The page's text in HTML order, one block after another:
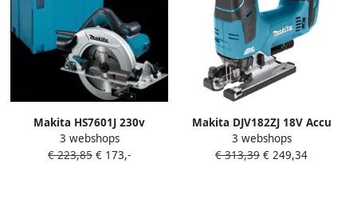
Makita HS7601J 230v
Cirkelzaag | 1200w 190mm
HS7601J
3 webshops
€ 223,85 € 173,-
Makita DJV182ZJ 18V Accu
Decoupeerzaag D-greep |
Zonder accu&apos;s en lader
3 webshops
€ 313,39 € 249,34